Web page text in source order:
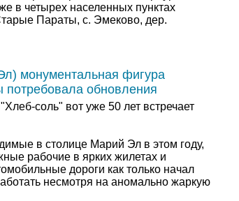
в четырех населенных пунктах
Параты, с. Эмеково, дер.
монументальная фигура
обновления
соль" вот уже 50 лет встречает
в столице Марий Эл в этом году,
рабочие в ярких жилетах и
дороги как только начал
несмотря на аномально жаркую